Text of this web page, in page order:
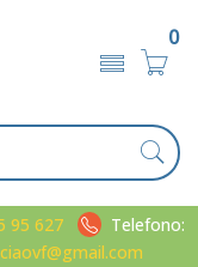
0
95 627
Telefono: